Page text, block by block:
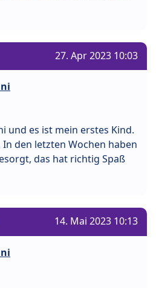
27. Apr 2023 10:03
und es ist mein erstes Kind.
den letzten Wochen haben
das hat richtig Spaß
14. Mai 2023 10:13